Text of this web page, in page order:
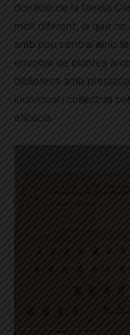
donació de la família
molt diferent, ja que
amb pou central amb
envoltat de plantes
biblioteca amb
individual i col·lectiva
eficàcia.